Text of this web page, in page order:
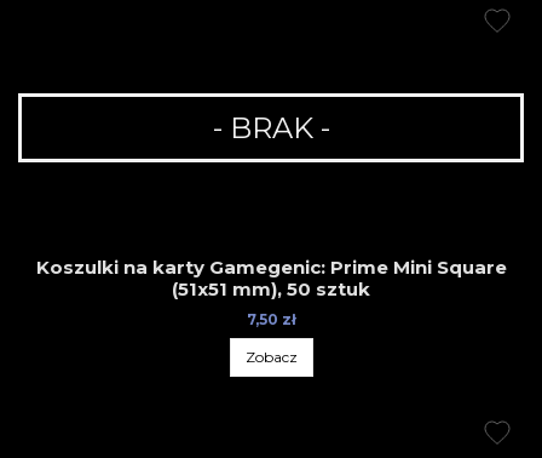
- BRAK -
Koszulki na karty Gamegenic: Prime Mini Square
(51x51 mm), 50 sztuk
7,50 zł
Zobacz